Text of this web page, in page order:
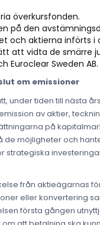
överkursfonden.
på den
aktierna införts i
att vidta de smärre
Euroclear Sweden AB.
om emissioner
under tiden till nästa
av aktier,
på
möjligheter och
strategiska
från aktieägarnas
eller konvertering
första gången